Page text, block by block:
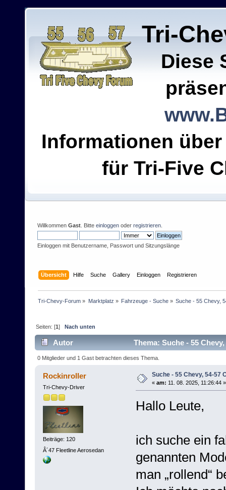
Tri-
Diese
Informationen
für Tri-Five
Willkommen Gast . Bitte einloggen oder registrieren
Einloggen mit Benutzername, Passwort und Sitzungslänge
Übersicht Hilfe Suche Gallery Einloggen Registrieren
Tri-Chevy-Forum » Marktplatz » Fahrzeuge - Suche» Suche - 55 Chevy,
Seiten: [1] Nach unten
Autor Thema: Suche - 55
0 Mitglieder und 1 Gast betrachten dieses Thema.
Rockinroller
Tri-Chevy-Driver
Beiträge: 120
Â´47 Fleetline Aerosedan
Suche - 55 Chevy, 54-57
« am: 11. 08. 2025, 11:26:44 »
Hallo Leute,
ich suche ein
genannten
man „rollend“